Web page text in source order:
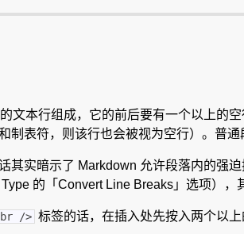
文本行组成，它的前后要有一个以上的
制表符，则该行也会被视为空行）。普通
其实暗示了 Markdown 允许段落内的强
的「Convert Line Breaks」选项）
/> 标签的话，在插入处先按入两个以上